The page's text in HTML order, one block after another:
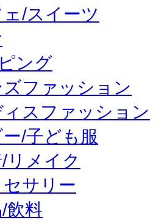
/スイーツ
ング
ズファッション
ィスファッション
/子ども服
リメイク
サリー
飲料